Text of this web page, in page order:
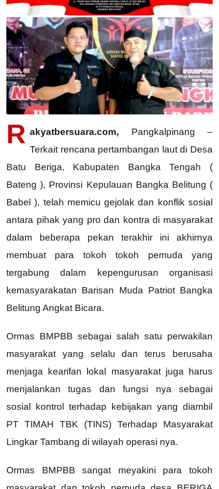
R akyatbersuara.com, Pangkalpinang –
Terkait rencana pertambangan laut di Desa
Batu Beriga, Kabupaten Bangka Tengah (
Bateng ), Provinsi Kepulauan Bangka Belitung (
Babel ), telah memicu gejolak dan konflik sosial
antara pihak yang pro dan kontra di masyarakat
dalam beberapa pekan terakhir ini akhirnya
membuat para tokoh tokoh pemuda yang
tergabung dalam kepengurusan organisasi
kemasyarakatan Barisan Muda Patriot Bangka
Belitung Angkat Bicara.
Ormas BMPBB sebagai salah satu perwakilan
masyarakat yang selalu dan terus berusaha
menjaga kearifan lokal masyarakat juga harus
menjalankan tugas dan fungsi nya sebagai
sosial kontrol terhadap kebijakan yang diambil
PT TIMAH TBK (TINS) Terhadap Masyarakat
Lingkar Tambang di wilayah operasi nya.
Ormas BMPBB sangat meyakini para tokoh